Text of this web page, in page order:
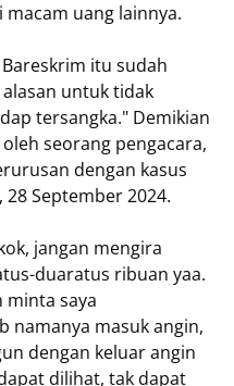
uang lainnya.
itu sudah
untuk tidak
tersangka." Demikian
seorang pengacara,
dengan kasus
September 2024.
jangan mengira
duaratus ribuan yaa.
minta saya
namanya masuk angin,
dengan keluar angin
dilihat, tak dapat